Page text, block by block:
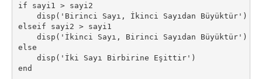
if sayi1 > sayi2
disp('Birinci Sayı, İkinci Sayıdan Büyüktür')
elseif sayi2 > sayi1
disp('İkinci Sayı, Birinci Sayıdan Büyüktür')
else
disp('İki Sayı Birbirine Eşittir')
end